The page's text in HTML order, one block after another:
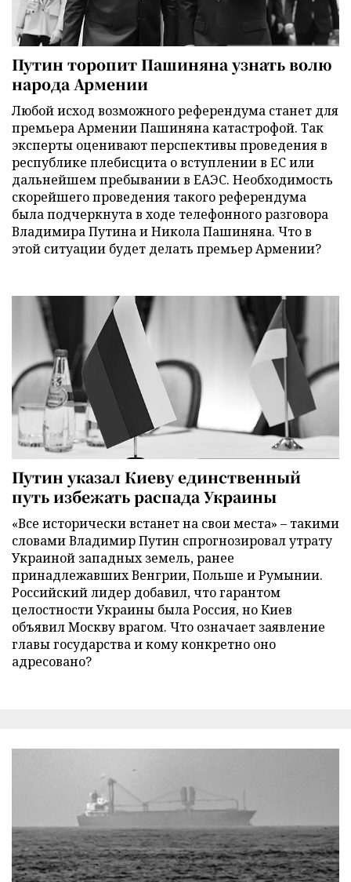
Путин торопит Пашиняна узнать волю
народа Армении
Любой исход возможного референдума станет для
премьера Армении Пашиняна катастрофой. Так
эксперты оценивают перспективы проведения в
республике плебисцита о вступлении в ЕС или
дальнейшем пребывании в ЕАЭС. Необходимость
скорейшего проведения такого референдума
была подчеркнута в ходе телефонного разговора
Владимира Путина и Никола Пашиняна. Что в
этой ситуации будет делать премьер Армении?
Путин указал Киеву единственный
путь избежать распада Украины
«Все исторически встанет на свои места» – такими
словами Владимир Путин спрогнозировал утрату
Украиной западных земель, ранее
принадлежавших Венгрии, Польше и Румынии.
Российский лидер добавил, что гарантом
целостности Украины была Россия, но Киев
объявил Москву врагом. Что означает заявление
главы государства и кому конкретно оно
адресовано?